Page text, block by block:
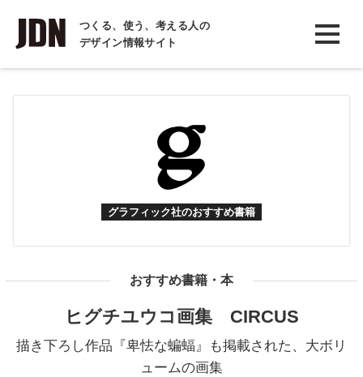
つくる、使う、考える人の
デザイン情報サイト
INTERVIEW
インタビュー
REPORT
グラフィック社のおすすめ書籍
おすすめ書籍・本
ヒグチユウコ画集 CIRCUS
描き下ろし作品『卑怯な蝙蝠』も掲載された、大ボリ
ュームの画集